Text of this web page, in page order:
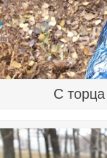
С торца